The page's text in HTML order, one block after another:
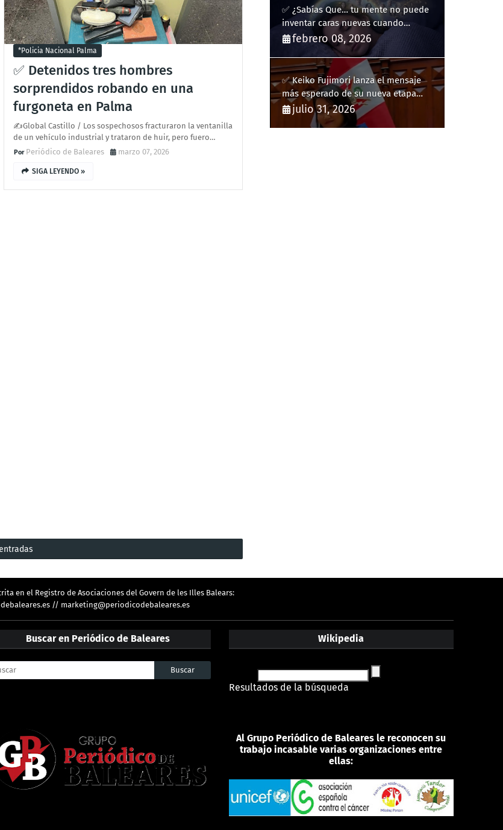
*policia Nacional Palma
✅ Detenidos tres hombres
sorprendidos robando en una
furgoneta en Palma
✍Global Castillo / Los sospechosos fracturaron la ventanilla
de un vehículo industrial y trataron de huir, pero fuero…
Periódico de Baleares
marzo 07, 2026
SIGA LEYENDO »
✅ ¿Sabías Que… tu mente no puede
inventar caras nuevas cuando
sueñas?
febrero 08, 2026
✅ Keiko Fujimori lanza el mensaje
más esperado de su nueva etapa
como presidenta de Perú
julio 31, 2026
en el Registro de Asociaciones del Govern de les Illes Balears:
// marketing@periodicodebaleares.es
Buscar en Periódico de Baleares Wikipedia
Resultados de la búsqueda
Al Grupo Periódico de Baleares le reconocen su
trabajo incasable varias organizaciones entre
ellas: